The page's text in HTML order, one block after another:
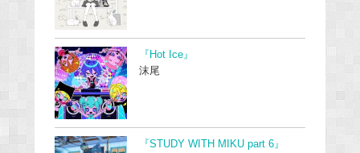
『Hot Ice』
沫尾
『STUDY WITH MIKU part 6』